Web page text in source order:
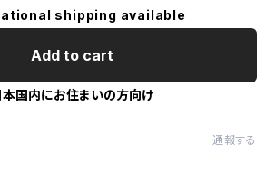
shipping available
Add to cart
本国内にお住まいの方向け
通報する